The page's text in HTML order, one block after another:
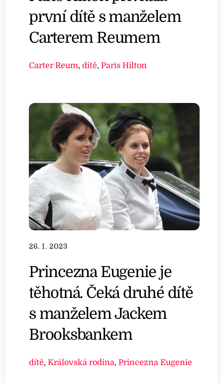
první dítě s manželem
Carterem Reumem
Carter Reum,dítě,Paris Hilton
26. 1. 2023
Princezna Eugenie je
těhotná. Čeká druhé dítě
s manželem Jackem
Brooksbankem
dítě,Královská rodina,Princezna Eugenie